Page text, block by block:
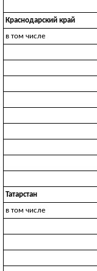
Краснодарский край
в том числе
Татарстан
в том числе